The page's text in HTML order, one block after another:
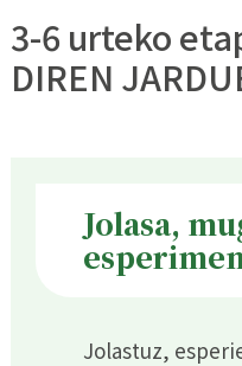
3-6 urteko
DIREN
Jolasa,
Jolastuz,